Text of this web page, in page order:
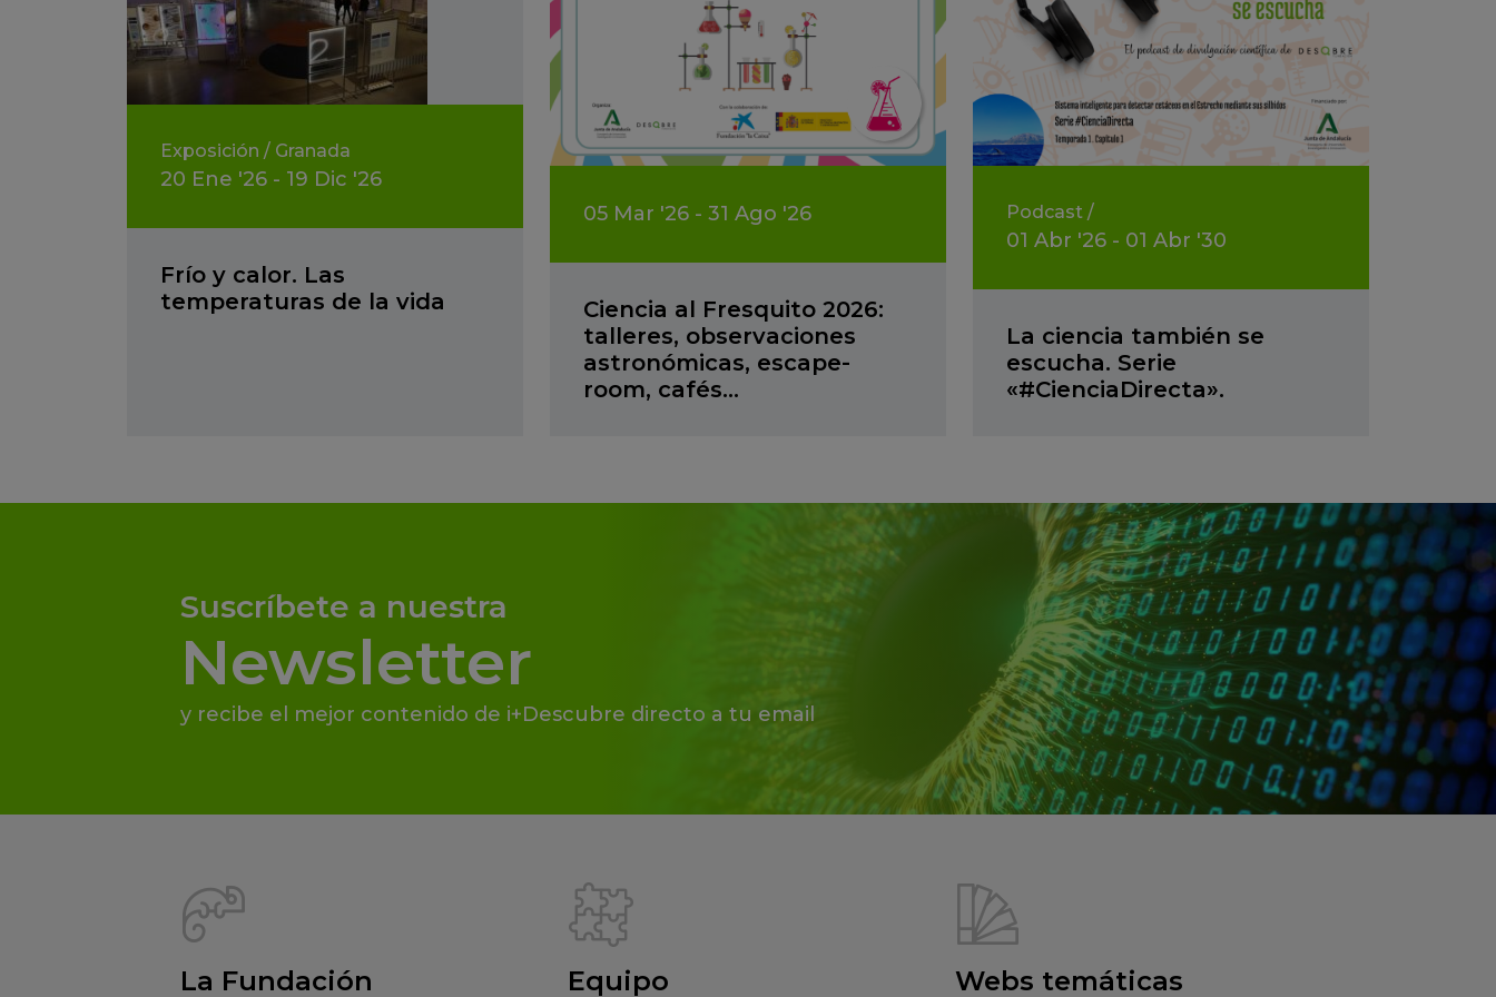
Exposición / Granada
20 Ene '26 - 19 Dic '26
Frío y calor. Las
temperaturas de la vida
05 Mar '26 - 31 Ago '26
Ciencia al Fresquito 2026:
talleres, observaciones
astronómicas, escape-
room, cafés…
Podcast /
01 Abr '26 - 01 Abr '30
La ciencia también se
escucha. Serie
«#CienciaDirecta».
Suscríbete a nuestra
Newsletter
y recibe el mejor contenido de i+Descubre directo a tu email
La Fundación Equipo Webs temáticas